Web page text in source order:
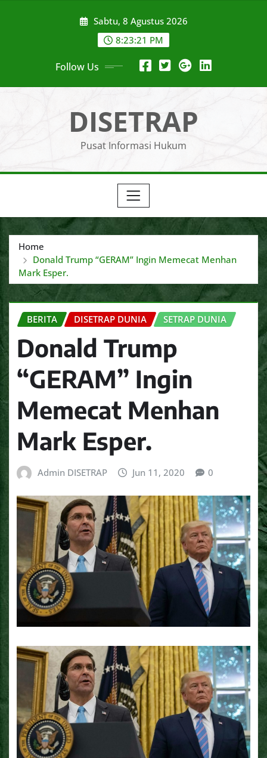
Sabtu, 8 Agustus 2026
8:23:22 PM
Follow Us
DISETRAP
Pusat Informasi Hukum
Home
Donald Trump “GERAM” Ingin Memecat Menhan
Mark Esper.
BERITA DISETRAP DUNIA SETRAP DUNIA
Donald Trump
“GERAM” Ingin
Memecat Menhan
Mark Esper.
Admin DISETRAP Jun 11, 2020 0